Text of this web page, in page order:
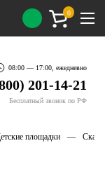
08:00 — 17:00, ежедневно
201-14-21
Бесплатный звонок по РФ
0
площадки